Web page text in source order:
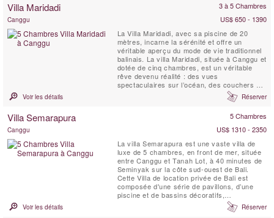
promenade tranquille (ou une balade à vélo
Villa Maridadi 3 à 5 Chambres
Canggu
US$ 650 - 1390
La Villa Maridadi, avec sa piscine de 20
mètres, incarne la sérénité et offre un
véritable aperçu du mode de vie traditionnel
balinais. La villa Maridadi, située à Canggu et
dotée de cinq chambres, est un véritable
rêve devenu réalité : des vues
spectaculaires sur l’océan, des couchers de
soleil à couper le souffle et une vie luxueuse
en plein air au milieu de rizières verdoyantes
Villa Maridadi se trouve à quelques ...
Voir les détails Réserver
Villa Semarapura 5 Chambres
Canggu
US$ 1310 - 2350
La villa Semarapura est une vaste villa de
luxe de 5 chambres, en front de mer, située
entre Canggu et Tanah Lot, à 40 minutes de
Seminyak sur la côte sud-ouest de Bali.
Cette Villa de location privée de Bali est
composée d'une série de pavillons, d’une
piscine et de bassins décoratifs,
tranquillement répartis tout du long sur une
étendue vallonnée de pelouses de 5000
Voir les détails Réserver